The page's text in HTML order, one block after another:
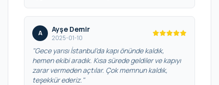
A Ayşe Demir
2025-01-10
"Gece yarısı İstanbul’da kapı önünde kaldık,
hemen ekibi aradık. Kısa sürede geldiler ve kapıyı
zarar vermeden açtılar. Çok memnun kaldık,
teşekkür ederiz."